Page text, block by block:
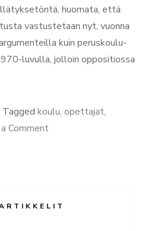
huomata, että
vastustetaan nyt, vuonna
kuin peruskoulu-
luvulla, jolloin oppositiossa
Tagged koulu, opettajat,
Commenton
puolesta